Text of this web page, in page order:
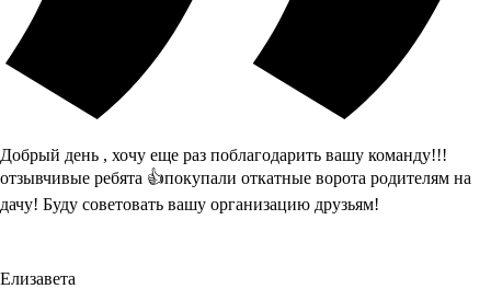
Добрый день , хочу еще раз поблагодарить вашу команду!!!
отзывчивые ребята 👍покупали откатные ворота родителям на
дачу! Буду советовать вашу организацию друзьям!
Елизавета